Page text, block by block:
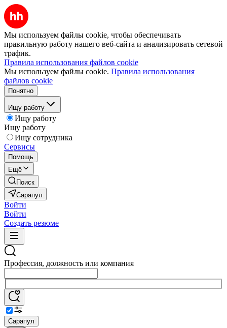
Мы используем файлы cookie, чтобы обеспечивать
правильную работу нашего веб-сайта и анализировать сетевой
трафик.
Правила использования файлов cookie
Мы используем файлы cookie. Правила использования
файлов cookie
Понятно
Ищу работу
Ищу работу
Ищу работу
Ищу сотрудника
Сервисы
Помощь
Ещё
Поиск
Сарапул
Войти
Войти
Создать резюме
Профессия, должность или компания
Сарапул